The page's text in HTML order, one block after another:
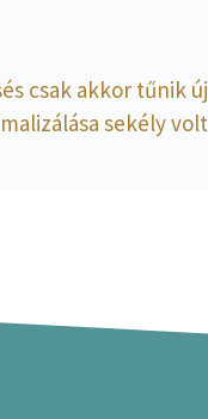
csak akkor tűnik
sekély volt